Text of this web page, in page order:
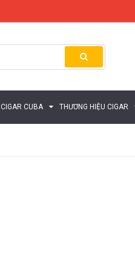
CIGAR CUBA THƯƠNG HIỆU CIGAR